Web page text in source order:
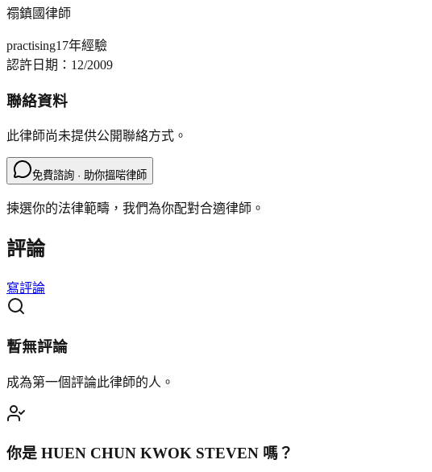
禤鎮國律師
practising17年經驗
認許日期： 12/2009
聯絡資料
此律師尚未提供公開聯絡方式。
免費諮詢 · 助你搵啱律師
揀選你的法律範疇，我們為你配對合適律師。
評論
寫評論
暫無評論
成為第一個評論此律師的人。
你是 HUEN CHUN KWOK STEVEN 嗎？